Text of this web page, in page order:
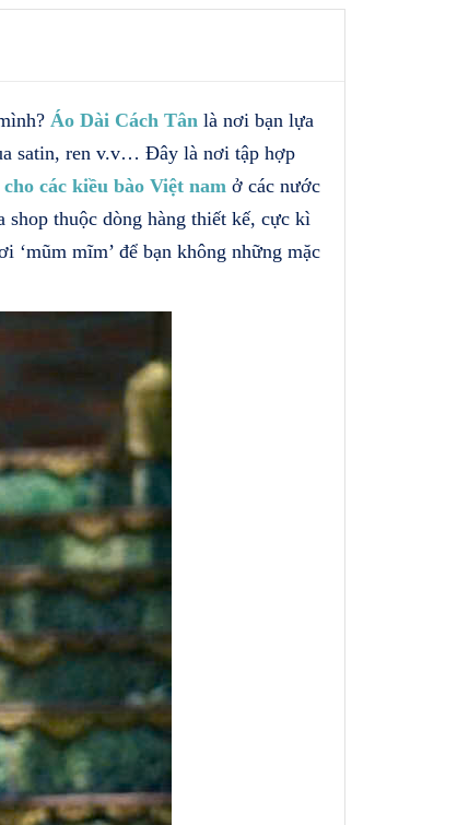
Áo Dài Cách Tân là nơi bạn lựa
satin, ren v.v… Đây là nơi tập hợp
các kiều bào Việt nam ở các nước
shop thuộc dòng hàng thiết kế, cực kì
‘mũm mĩm’ để bạn không những mặc